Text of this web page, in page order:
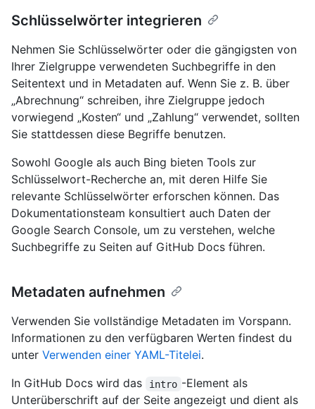
Schlüsselwörter integrieren
Nehmen Sie Schlüsselwörter oder die gängigsten von
Ihrer Zielgruppe verwendeten Suchbegriffe in den
Seitentext und in Metadaten auf. Wenn Sie z. B. über
„Abrechnung“ schreiben, ihre Zielgruppe jedoch
vorwiegend „Kosten“ und „Zahlung“ verwendet, sollten
Sie stattdessen diese Begriffe benutzen.
Sowohl Google als auch Bing bieten Tools zur
Schlüsselwort-Recherche an, mit deren Hilfe Sie
relevante Schlüsselwörter erforschen können. Das
Dokumentationsteam konsultiert auch Daten der
Google Search Console, um zu verstehen, welche
Suchbegriffe zu Seiten auf GitHub Docs führen.
Metadaten aufnehmen
Verwenden Sie vollständige Metadaten im Vorspann.
Informationen zu den verfügbaren Werten findest du
unter Verwenden einer YAML-Titelei.
In GitHub Docs wird das
intro -Element als
Unterüberschrift auf der Seite angezeigt und dient als